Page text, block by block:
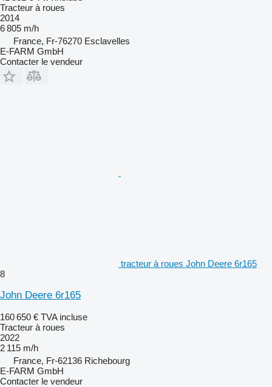
Tracteur à roues
2014
6 805 m/h
France, Fr-76270 Esclavelles
E-FARM GmbH
Contacter le vendeur
tracteur à roues John Deere 6r165
8
John Deere 6r165
160 650 € TVA incluse
Tracteur à roues
2022
2 115 m/h
France, Fr-62136 Richebourg
E-FARM GmbH
Contacter le vendeur